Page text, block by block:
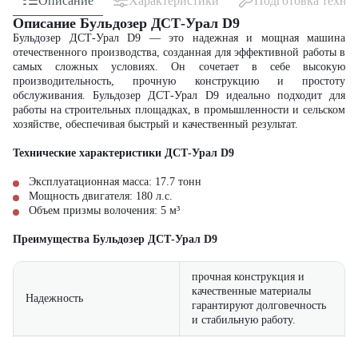
Описание Бульдозер ДСТ-Урал D9
Бульдозер ДСТ-Урал D9 — это надежная и мощная машина
отечественного производства, созданная для эффективной работы в
самых сложных условиях. Он сочетает в себе высокую
производительность, прочную конструкцию и простоту
обслуживания. Бульдозер ДСТ-Урал D9 идеально подходит для
работы на строительных площадках, в промышленности и сельском
хозяйстве, обеспечивая быстрый и качественный результат.
Технические характеристики ДСТ-Урал D9
Эксплуатационная масса: 17.7 тонн
Мощность двигателя: 180 л.с.
Объем призмы волочения: 5 м³
Преимущества Бульдозер ДСТ-Урал D9
Надежность
прочная конструкция и
качественные материалы
гарантируют долговечность
и стабильную работу.